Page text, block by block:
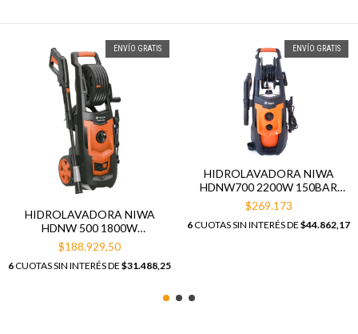
ENVÍO GRATIS
HIDROLAVADORA NIWA
HDNW 500 1800W
100/130BAR
$188.929,50
6CUOTAS SIN INTERÉS DE $31.488,25
ENVÍO GRATIS
HIDROLAVADORA NIWA
HDNW700 2200W 150BAR
MAX
$269.173
6CUOTAS SIN INTERÉS DE $44.862,17